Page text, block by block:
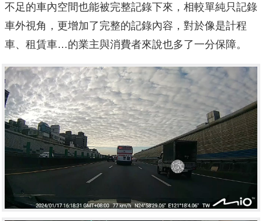
不足的車內空間也能被完整記錄下來，相較單純只記錄
車外視角，更增加了完整的記錄內容，對於像是計程
車、租賃車…的業主與消費者來說也多了一分保障。